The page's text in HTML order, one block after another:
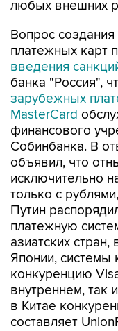
любых внешних
Вопрос
платежных карт
введения
банка "Россия",
зарубежных
MasterCard
финансового
Собинбанка. В
объявил, что
исключительно
только с
Путин
платежную
азиатских
Японии, системы
конкуренцию
внутреннем, так
в Китае
составляет